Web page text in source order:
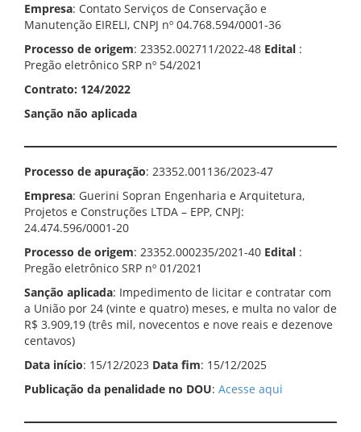
Empresa: Contato Serviços de Conservação e
Manutenção EIRELI, CNPJ nº 04.768.594/0001-36
Processo de origem: 23352.002711/2022-48 Edital :
Pregão eletrônico SRP nº 54/2021
Contrato: 124/2022
Sanção não aplicada
Processo de apuração: 23352.001136/2023-47
Empresa: Guerini Sopran Engenharia e Arquitetura,
Projetos e Construções LTDA – EPP, CNPJ:
24.474.596/0001-20
Processo de origem: 23352.000235/2021-40 Edital :
Pregão eletrônico SRP nº 01/2021
Sanção aplicada: Impedimento de licitar e contratar com
a União por 24 (vinte e quatro) meses, e multa no valor de
R$ 3.909,19 (três mil, novecentos e nove reais e dezenove
centavos)
Data início: 15/12/2023 Data fim: 15/12/2025
Publicação da penalidade no DOU: Acesse aqui